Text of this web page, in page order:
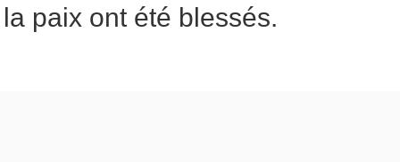
la paix ont été blessés.